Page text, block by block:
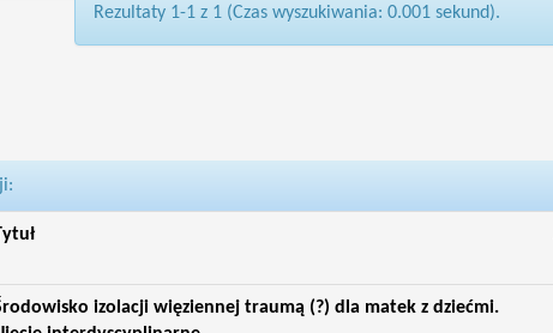
Rezultaty 1-1 z 1 (Czas wyszukiwania: 0.001 sekund).
izolacji więziennej traumą (?) dla matek z dziećmi.